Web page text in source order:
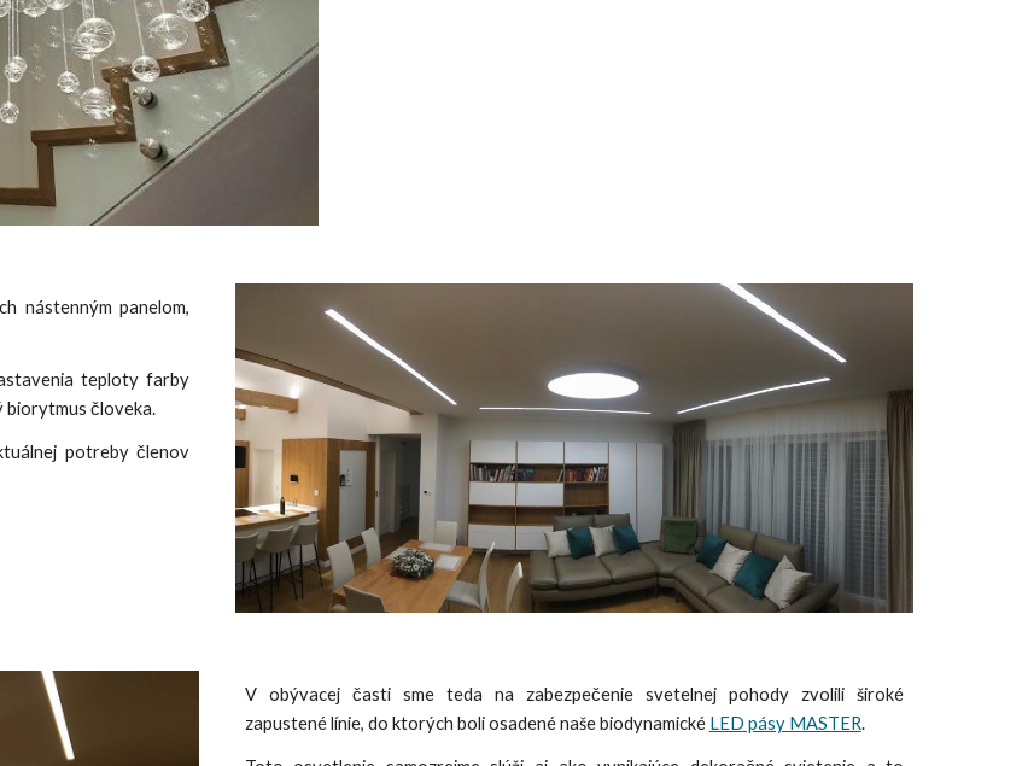
nástenným panelom,
teploty farby
biorytmus človeka.
potreby členov
V obývacej časti sme teda na zabezpečenie svetelnej pohody zvolili široké
zapustené línie, do ktorých boli osadené naše biodynamické LED pásy MASTER.